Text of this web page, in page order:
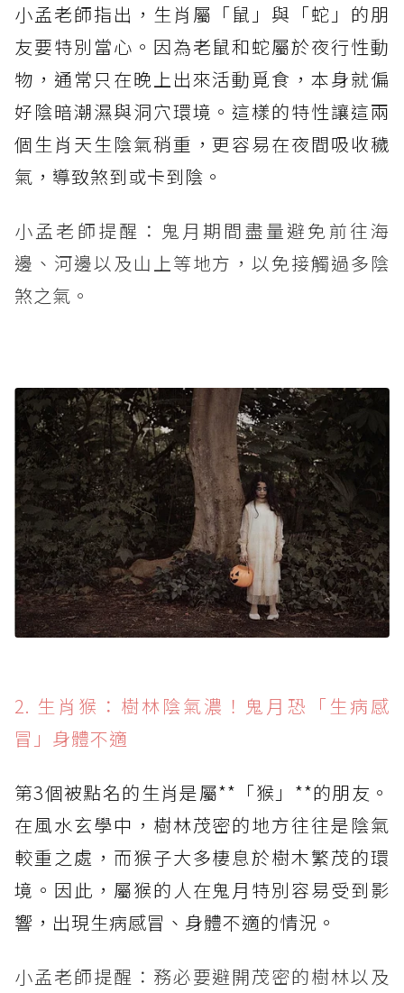
小孟老師指出，生肖屬「鼠」與「蛇」的朋
友要特別當心。因為老鼠和蛇屬於夜行性動
物，通常只在晚上出來活動覓食，本身就偏
好陰暗潮濕與洞穴環境。這樣的特性讓這兩
個生肖天生陰氣稍重，更容易在夜間吸收穢
氣，導致煞到或卡到陰。
小孟老師提醒：鬼月期間盡量避免前往海
邊、河邊以及山上等地方，以免接觸過多陰
煞之氣。
2. 生肖猴：樹林陰氣濃！鬼月恐「生病感
冒」身體不適
第3個被點名的生肖是屬**「猴」**的朋友。
在風水玄學中，樹林茂密的地方往往是陰氣
較重之處，而猴子大多棲息於樹木繁茂的環
境。因此，屬猴的人在鬼月特別容易受到影
響，出現生病感冒、身體不適的情況。
小孟老師提醒：務必要避開茂密的樹林以及